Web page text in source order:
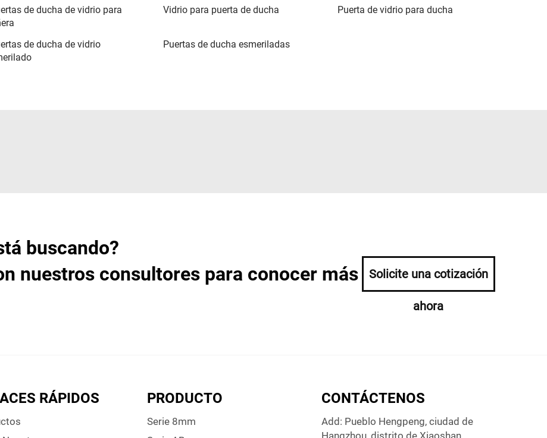
de ducha de vidrio para
Vidrio para puerta de ducha Puerta de vidrio para ducha
de ducha de vidrio
Puertas de ducha esmeriladas
buscando?
nuestros consultores para conocer más
Solicite una cotización
ahora
RÁPIDOS PRODUCTO
Serie 8mm
CONTÁCTENOS
Add: Pueblo Hengpeng, ciudad de
Hangzhou, distrito de Xiaoshan,